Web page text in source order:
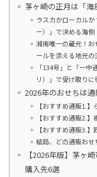
茅ヶ崎の正月は「
ラスカかローカル
ー）」で決める海側
湘南唯一の蔵元！
ールを添える地元の
「134号」と「一
リ）」で受け取り
2026年のおせちは
【おすすめ通販1.
【おすすめ通販2.】
【おすすめ通販3.】
結局、どの通販おせ
【2026年版】茅ヶ
購入先6選